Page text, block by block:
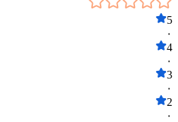
5
۰
4
۰
3
۰
2
۰